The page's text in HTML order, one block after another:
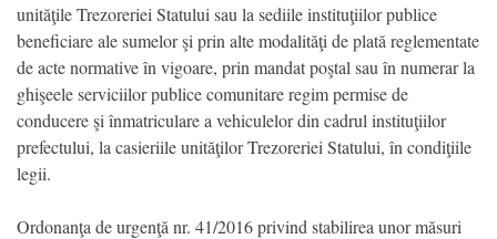
unităţile Trezoreriei Statului sau la sediile instituţiilor publice
beneficiare ale sumelor şi prin alte modalităţi de plată reglementate
de acte normative în vigoare, prin mandat poştal sau în numerar la
ghişeele serviciilor publice comunitare regim permise de
conducere şi înmatriculare a vehiculelor din cadrul instituţiilor
prefectului, la casieriile unităţilor Trezoreriei Statului, în condiţiile
legii.
Ordonanţa de urgenţă nr. 41/2016 privind stabilirea unor măsuri